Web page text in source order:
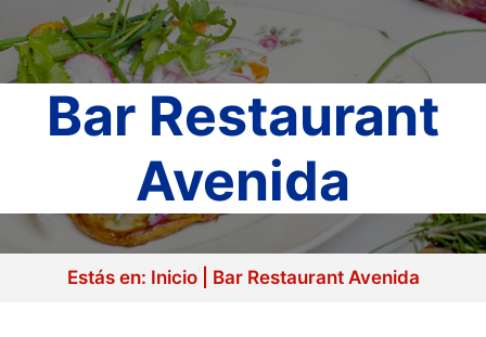
Bar Restaurant
Avenida
Estás en: Inicio| Bar Restaurant Avenida